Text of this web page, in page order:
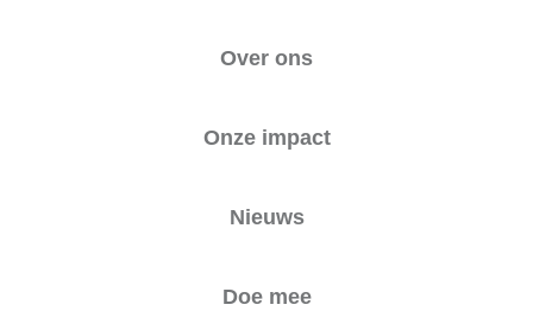
Over ons
Onze impact
Nieuws
Doe mee